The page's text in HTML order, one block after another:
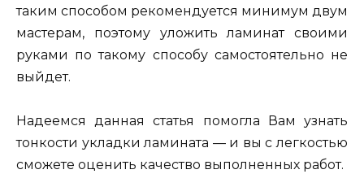
таким способом рекомендуется минимум двум
мастерам, поэтому уложить ламинат своими
руками по такому способу самостоятельно не
выйдет.
Надеемся данная статья помогла Вам узнать
тонкости укладки ламината — и вы с легкостью
сможете оценить качество выполненных работ.